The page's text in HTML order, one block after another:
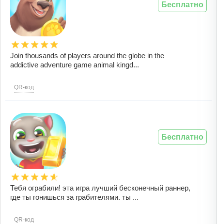
Join thousands of players around the globe in the
addictive adventure game animal kingd...
QR-код
Бесплатно
Тебя ограбили! эта игра лучший бесконечный раннер,
где ты гонишься за грабителями. ты ...
QR-код
Бесплатно